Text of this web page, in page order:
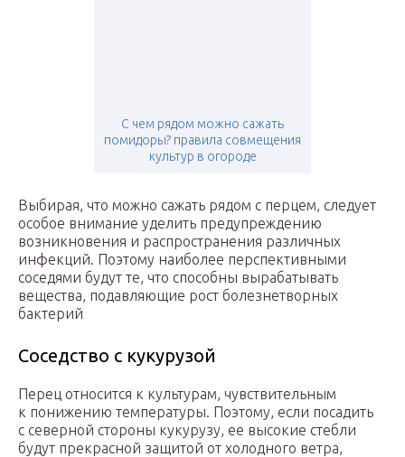
С чем рядом можно сажать
помидоры? правила совмещения
культур в огороде
Выбирая, что можно сажать рядом с перцем, следует
особое внимание уделить предупреждению
возникновения и распространения различных
инфекций. Поэтому наиболее перспективными
соседями будут те, что способны вырабатывать
вещества, подавляющие рост болезнетворных
бактерий
Соседство с кукурузой
Перец относится к культурам, чувствительным
к понижению температуры. Поэтому, если посадить
с северной стороны кукурузу, ее высокие стебли
будут прекрасной защитой от холодного ветра,